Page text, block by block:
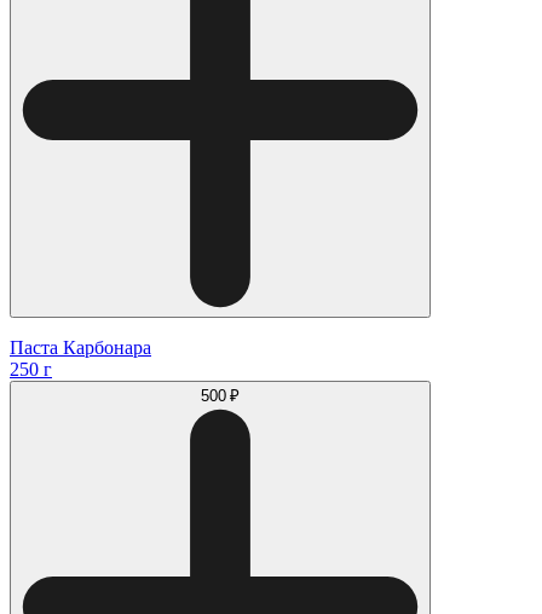
Паста Карбонара
250 г
500 ₽